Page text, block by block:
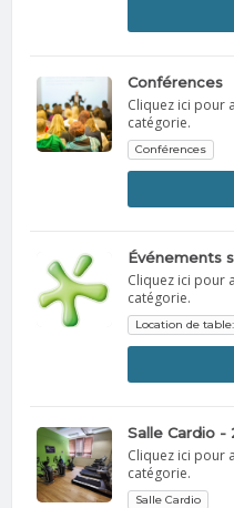
Conférences
Cliquez ici pour
catégorie.
Conférences
Événements
Cliquez ici pour
catégorie.
Location de
Salle Cardio
Cliquez ici pour
catégorie.
Salle Cardio